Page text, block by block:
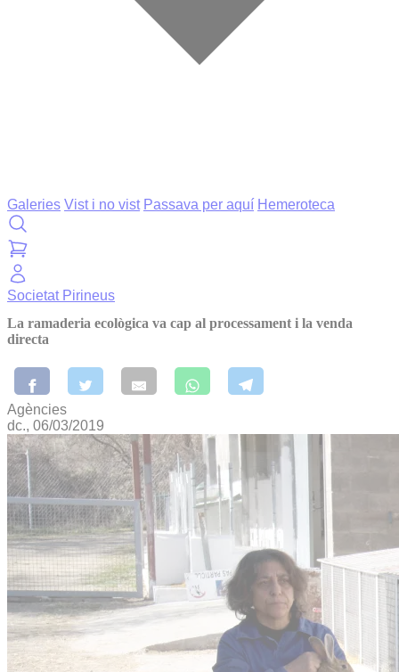
Galeries Vist i no vist Passava per aquí Hemeroteca
Societat Pirineus
La ramaderia ecològica va cap al processament i la venda
directa
Agències
dc., 06/03/2019